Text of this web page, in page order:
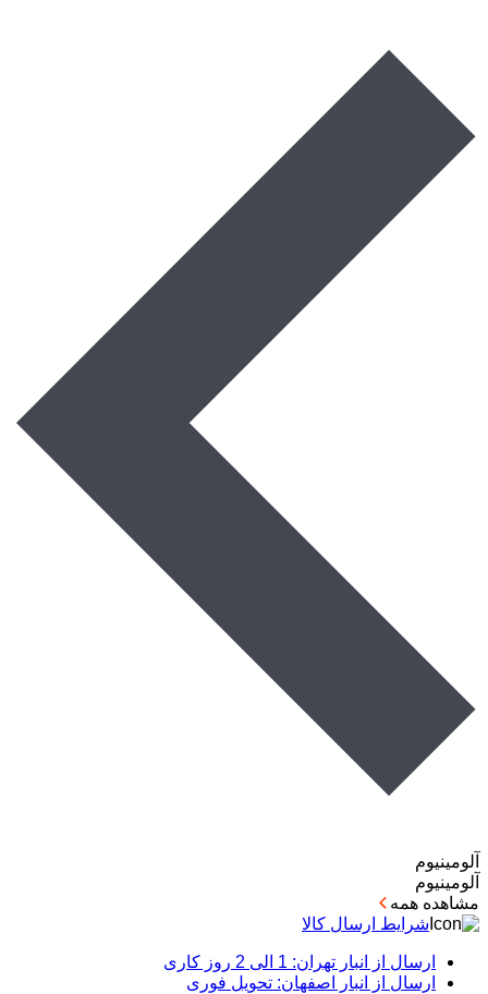
آلومینیوم
آلومینیوم
مشاهده همه
شرایط ارسال کالا
ارسال از انبار تهران: 1 الی 2 روز کاری
ارسال از انبار اصفهان: تحویل فوری